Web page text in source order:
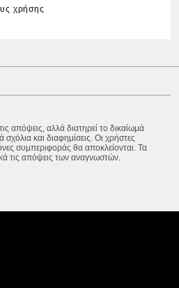
χρήσης
απόψεις, αλλά διατηρεί το δικαίωμά
και διαφημίσεις. Οι χρήστες
συμπεριφοράς θα αποκλείονται. Τα
τις απόψεις των αναγνωστών.